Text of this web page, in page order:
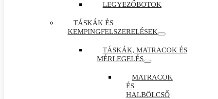
LEGYEZŐBOTOK
TÁSKÁK ÉS
KEMPINGFELSZERELÉSEK
TÁSKÁK, MATRACOK ÉS
MÉRLEGELÉS
MATRACOK
ÉS
HALBÖLCSŐ